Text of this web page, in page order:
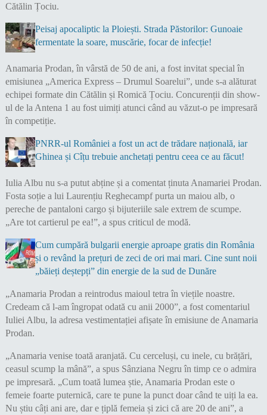
Cătălin Țociu.
Peisaj apocaliptic la Ploiești. Strada Păstorilor: Gunoaie
fermentate la soare, muscărie, focar de infecție!
Anamaria Prodan, în vârstă de 50 de ani, a fost invitat special în
emisiunea „America Express – Drumul Soarelui”, unde s-a alăturat
echipei formate din Cătălin și Romică Țociu. Concurenții din show-
ul de la Antena 1 au fost uimiți atunci când au văzut-o pe impresară
în competiție.
PNRR-ul României a fost un act de trădare națională, iar
Ghinea și Cîțu trebuie anchetați pentru ceea ce au făcut!
Iulia Albu nu s-a putut abține și a comentat ținuta Anamariei Prodan.
Fosta soție a lui Laurențiu Reghecampf purta un maiou alb, o
pereche de pantaloni cargo și bijuteriile sale extrem de scumpe.
„Are tot cartierul pe ea!”, a spus criticul de modă.
Cum cumpără bulgarii energie aproape gratis din România
și o revând la prețuri de zeci de ori mai mari. Cine sunt noii
„băieți deștepți” din energie de la sud de Dunăre
„Anamaria Prodan a reintrodus maioul tetra în viețile noastre.
Credeam că l-am îngropat odată cu anii 2000”, a fost comentariul
Iuliei Albu, la adresa vestimentației afișate în emisiune de Anamaria
Prodan.
„Anamaria venise toată aranjată. Cu cerceluși, cu inele, cu brățări,
ceasul scump la mână”, a spus Sânziana Negru în timp ce o admira
pe impresară. „Cum toată lumea știe, Anamaria Prodan este o
femeie foarte puternică, care te pune la punct doar când te uiți la ea.
Nu știu câți ani are, dar e țiplă femeia și zici că are 20 de ani”, a